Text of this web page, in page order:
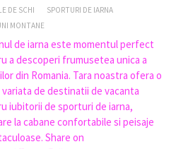
DE SCHI
SPORTURI DE IARNA
MONTANE
de iarna este momentul perfect
a descoperi frumusetea unica a
din Romania. Tara noastra ofera o
variata de destinatii de vacanta
iubitorii de sporturi de iarna,
la cabane confortabile si peisaje
Share on